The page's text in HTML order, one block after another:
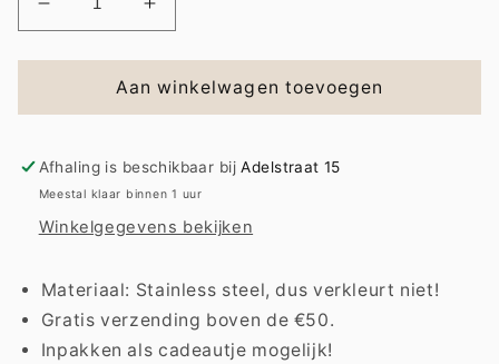
Aantal
verlagen
voor
Bracelet
|
white
blossom
Aantal
verhogen
voor
Bracelet
|
white
blossom
Aan winkelwagen toevoegen
Afhaling is beschikbaar bijAdelstraat 15
Meestal klaar binnen 1 uur
Winkelgegevens bekijken
Materiaal: Stainless steel, dus verkleurt niet!
Gratis verzending boven de €50.
Inpakken als cadeautje mogelijk!